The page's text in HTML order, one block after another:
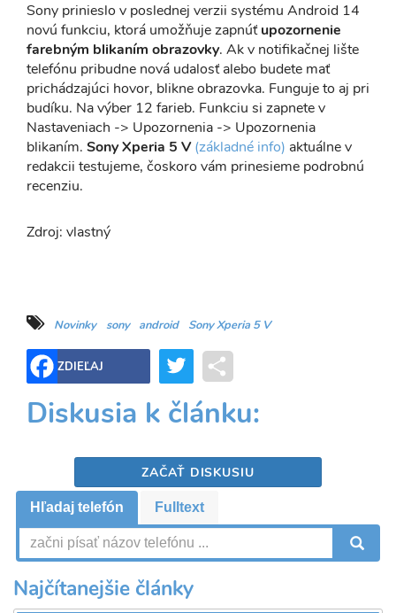
Sony prinieslo v poslednej verzii systému Android 14
novú funkciu, ktorá umožňuje zapnúťupozornenie
farebným blikaním obrazovky. Ak v notifikačnej lište
telefónu pribudne nová udalosť alebo budete mať
prichádzajúci hovor, blikne obrazovka. Funguje to aj pri
budíku. Na výber 12 farieb. Funkciu si zapnete v
Nastaveniach -> Upozornenia -> Upozornenia
blikaním. Sony Xperia 5 V (základné info) aktuálne v
redakcii testujeme, čoskoro vám prinesieme podrobnú
recenziu.
Zdroj: vlastný
Novinky sony android Sony Xperia 5 V
ZDIEĽAJ Twitter
Diskusia k článku:
ZAČAŤ DISKUSIU
Hľadaj telefón Fulltext
Najčítanejšie články